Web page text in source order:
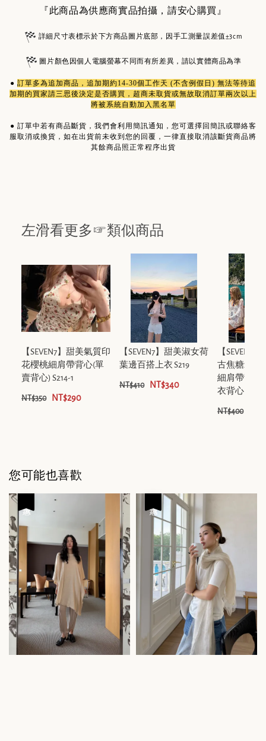
『此商品為供應商實品拍攝，請安心購買』
詳細尺寸表標示於下方商品圖片底部，因手工測量誤差值±3cm
圖片顏色因個人電腦螢幕不同而有所差異，請以實體商品為準
● 訂單多為追加商品 ，追加期約14-30個工作天 (不含例假日) 無法等待追
加期的買家請三思後決定是否購買，超商未取貨或無故取消訂單兩次以上
將被系統自動加入黑名單
● 訂單中若有商品斷貨，我們會利用簡訊通知，您可選擇回簡訊或聯絡客
服取消或換貨，如在出貨前未收到您的回覆，一律直接取消該斷貨商品將
其餘商品照正常程序出貨
左滑看更多☞類似商品
【SEVEN7】甜美氣質印
花櫻桃細肩帶背心(單
賣背心) S214-1
NT$350 NT$290
【SEVEN7】甜美淑女荷
葉邊百搭上衣 S219
NT$410 NT$340
【SEVEN7
古焦糖暈染
細肩帶背心
衣背心 S223
NT$400
您可能也喜歡